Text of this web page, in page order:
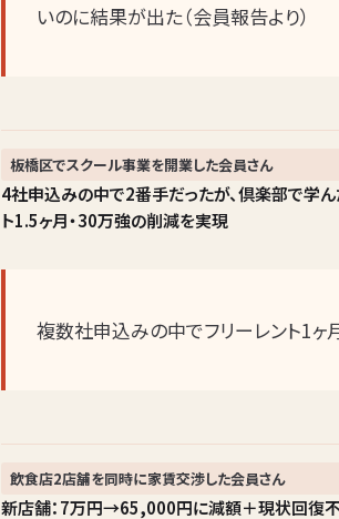
いのに結果が出た（会員報告より）
板橋区でスクール事業を開業した会員さん
4社申込みの中で2番手だったが、倶楽部で学
ト1.5ヶ月・30万強の削減を実現
複数社申込みの中でフリーレント1ヶ
飲食店2店舗を同時に家賃交渉した会員さん
新店舗：7万円→65,000円に減額＋現状回復